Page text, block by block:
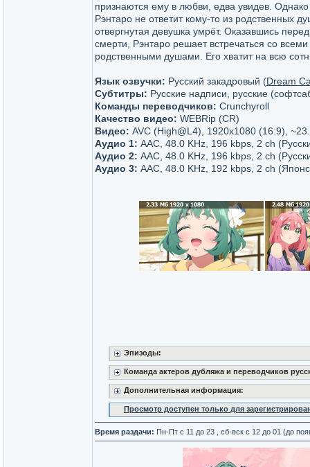
признаются ему в любви, едва увидев. Однако
Рэнтаро не ответит кому-то из родственных
отвергнутая девушка умрёт. Оказавшись
смерти, Рэнтаро решает встречаться со
родственными душами. Его хватит на всю
Язык озвучки: Русский закадровый (Dream
Субтитры: Русские надписи, русские
Команды переводчиков: Crunchyroll
Качество видео: WEBRip (CR)
Видео: AVC (High@L4), 1920x1080 (16:9),
Аудио 1: AAC, 48.0 KHz, 196 kbps, 2 ch
Аудио 2: AAC, 48.0 KHz, 196 kbps, 2 ch
Аудио 3: AAC, 48.0 KHz, 192 kbps, 2 ch
Эпизоды:
Команда актеров дубляжа и переводчиков
Дополнительная информация:
Просмотр доступен только для
Время раздачи: Пн-Пт с 11 до 23 , сб-вск с 12 до 01 (до